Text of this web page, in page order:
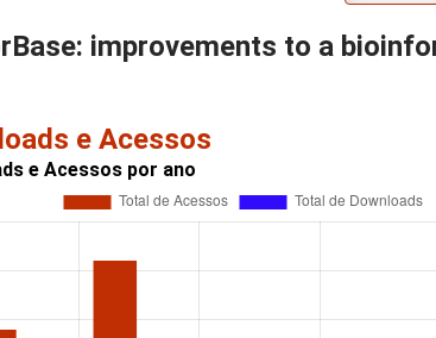
improvements to a
e Acessos
e Acessos por ano